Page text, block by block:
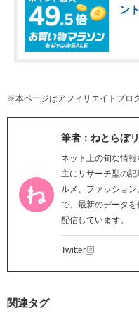
ン
※本ページはアフィリエイトプロ
筆者：ねとらぼ
ネット上の旬な情報
主にリサーチ型の
ルメ、ファッショ
で、最新のデータ
配信しています。
Twitter
関連タグ